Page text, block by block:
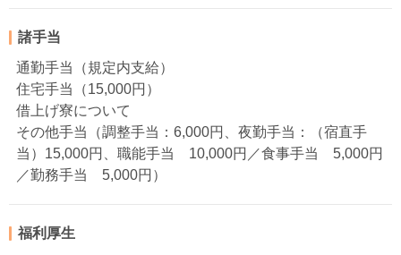
諸手当
通勤手当（規定内支給）
住宅手当（15,000円）
借上げ寮について
その他手当（調整手当：6,000円、夜勤手当：（宿直手
当）15,000円、職能手当 10,000円／食事手当 5,000円
／勤務手当 5,000円）
福利厚生